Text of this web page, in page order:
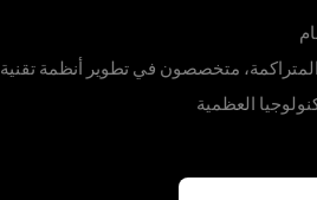
المتراكمة، متخصصون في تطوير أنظمة تقنية
العظمية